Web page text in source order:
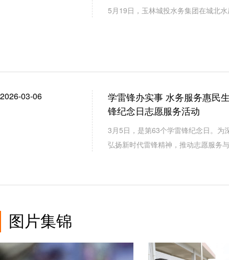
5月19日，玉林城投水务集团在城
2026-03-06
学雷锋办实事 水务服务惠
锋纪念日志愿服务活动
3月5日，是第63个学雷锋纪念日。为
弘扬新时代雷锋精神，推动志愿服
图片集锦